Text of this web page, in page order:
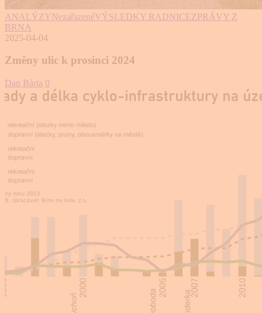
ANALÝZYNezařazenéVÝSLEDKY RADNICEZPRÁVY Z
BRNA
2025-04-04
Změny ulic k prosinci 2024
Dan Bárta 0